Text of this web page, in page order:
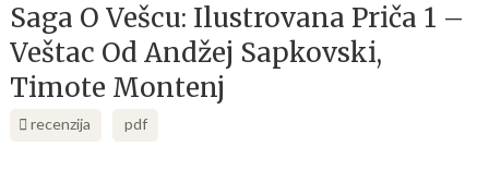
Saga O Vešcu: Ilustrovana Priča 1 –
Veštac Od Andžej Sapkovski,
Timote Montenj
recenzija pdf